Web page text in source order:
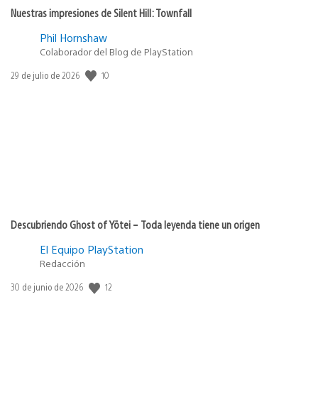
Nuestras impresiones de Silent Hill: Townfall
Phil Hornshaw
Colaborador del Blog de PlayStation
Fecha
29 de julio de 2026 10
Descubriendo Ghost of Yōtei – Toda leyenda tiene un origen
El Equipo PlayStation
Redacción
Fecha
30 de junio de 2026 12